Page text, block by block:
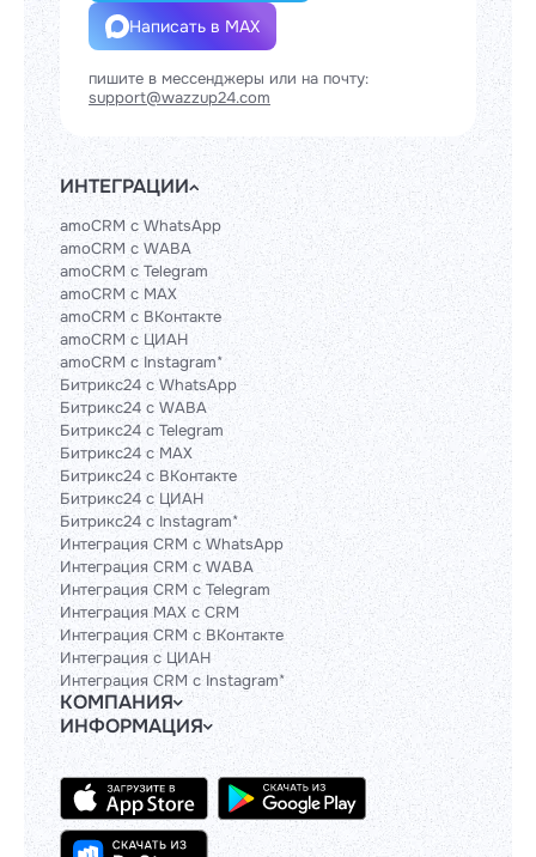
Написать в MAX
пишите в мессенджеры или на почту:
support@wazzup24.com
ИНТЕГРАЦИИ
amoCRM с WhatsApp
amoCRM с WABA
amoCRM с Telegram
amoCRM с MAX
amoCRM с ВКонтакте
amoCRM с ЦИАН
amoCRM с Instagram*
Битрикс24 с WhatsApp
Битрикс24 с WABA
Битрикс24 с Telegram
Битрикс24 с MAX
Битрикс24 с ВКонтакте
Битрикс24 с ЦИАН
Битрикс24 с Instagram*
Интеграция CRM с WhatsApp
Интеграция CRM с WABA
Интеграция CRM с Telegram
Интеграция MAX с CRM
Интеграция CRM с ВКонтакте
Интеграция с ЦИАН
Интеграция CRM с Instagram*
КОМПАНИЯ
Блог
Гайды
Контакты
Политики и соглашения
Сведения об ИТ-деятельности
ИНФОРМАЦИЯ
Официальным партнерам
Техническим партнерам
Тарифы
API
База знаний